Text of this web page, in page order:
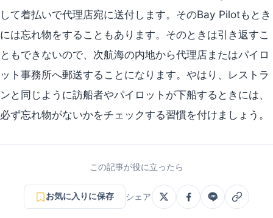
して着払いで代理店宛に送付します。そのBay Pilotもとき
には忘れ物をすることもあります。そのときは引き返すこ
ともできないので、次航海の内地から代理店またはパイロ
ット事務所へ郵送することになります。やはり、レストラ
ンと同じように訪船者やパイロットが下船するときには、
必ず忘れ物がないかをチェックする習慣を付けましょう。
この記事が役に立ったら
お気に入りに保存 シェア